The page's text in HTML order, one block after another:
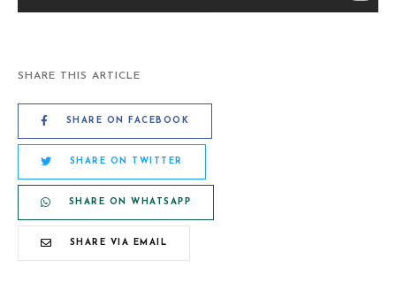
SHARE THIS ARTICLE
SHARE ON FACEBOOK
SHARE ON TWITTER
SHARE ON WHATSAPP
SHARE VIA EMAIL